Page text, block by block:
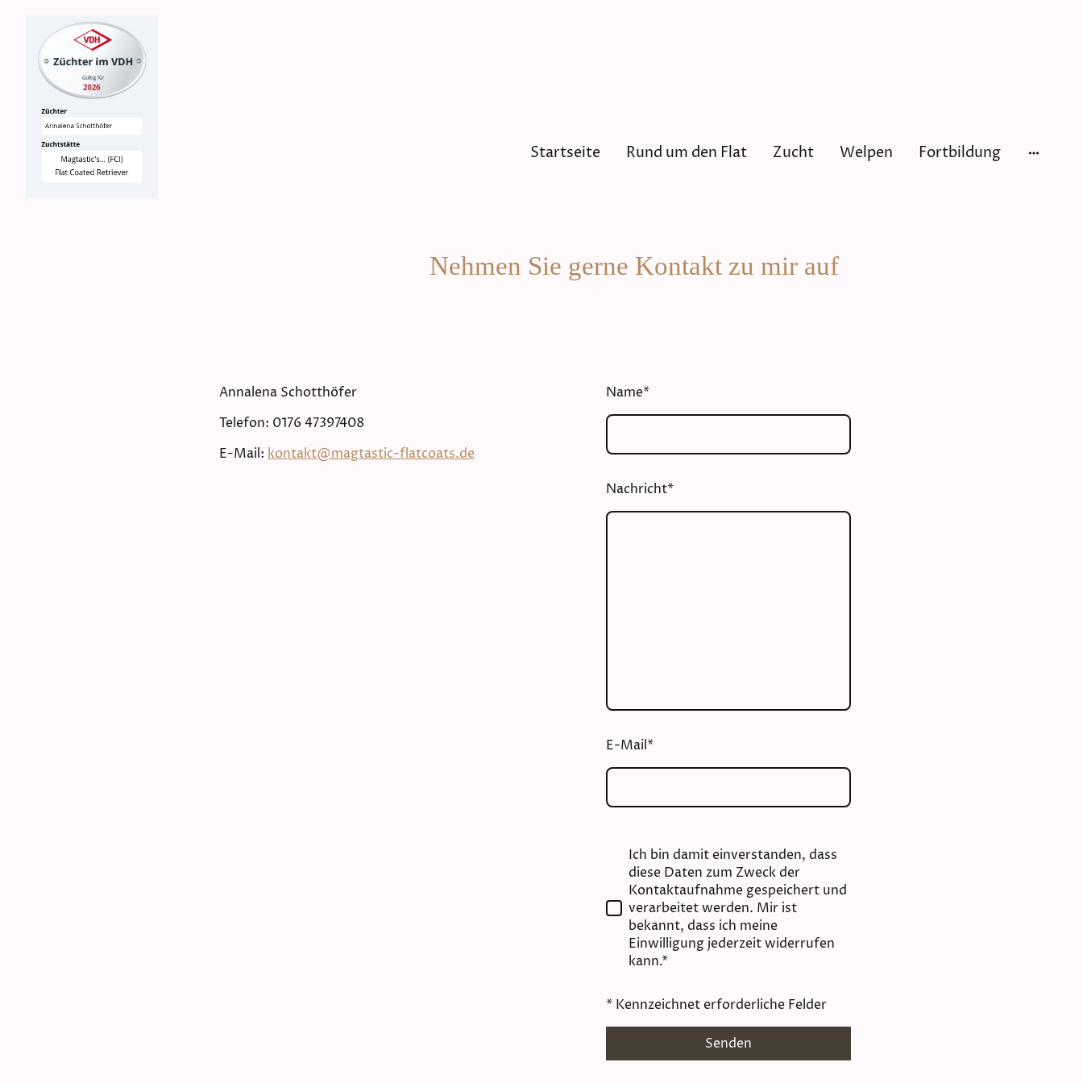
Startseite Rund um den Flat Zucht Welpen Fortbildung
Nehmen Sie gerne Kontakt zu mir auf
Annalena Schotthöfer
Telefon: 0176 47397408
E-Mail: kontakt@magtastic-flatcoats.de
Name*
Nachricht*
E-Mail*
Ich bin damit einverstanden, dass
diese Daten zum Zweck der
Kontaktaufnahme gespeichert und
verarbeitet werden. Mir ist
bekannt, dass ich meine
Einwilligung jederzeit widerrufen
kann.*
* Kennzeichnet erforderliche Felder
Senden